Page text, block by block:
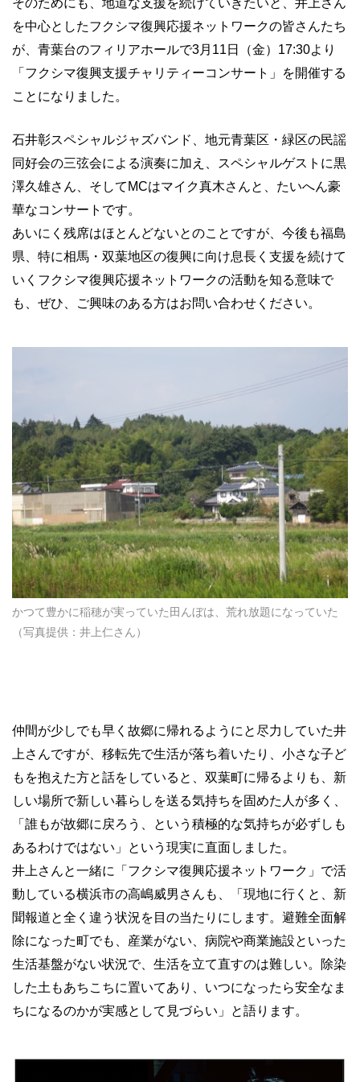
を中心としたフクシマ復興応援ネットワークの皆さんたち
が、青葉台のフィリアホールで3月11日（金）17:30より
「フクシマ復興支援チャリティーコンサート」を開催する
ことになりました。
石井彰スペシャルジャズバンド、地元青葉区・緑区の民謡
同好会の三弦会による演奏に加え、スペシャルゲストに黒
澤久雄さん、そしてMCはマイク真木さんと、たいへん豪
華なコンサートです。
あいにく残席はほとんどないとのことですが、今後も福島
県、特に相馬・双葉地区の復興に向け息長く支援を続けて
いくフクシマ復興応援ネットワークの活動を知る意味で
も、ぜひ、ご興味のある方はお問い合わせください。
かつて豊かに稲穂が実っていた田んぼは、荒れ放題になっていた
（写真提供：井上仁さん）
仲間が少しでも早く故郷に帰れるようにと尽力していた井
上さんですが、移転先で生活が落ち着いたり、小さな子ど
もを抱えた方と話をしていると、双葉町に帰るよりも、新
しい場所で新しい暮らしを送る気持ちを固めた人が多く、
「誰もが故郷に戻ろう、という積極的な気持ちが必ずしも
あるわけではない」という現実に直面しました。
井上さんと一緒に「フクシマ復興応援ネットワーク」で活
動している横浜市の高嶋威男さんも、「現地に行くと、新
聞報道と全く違う状況を目の当たりにします。避難全面解
除になった町でも、産業がない、病院や商業施設といった
生活基盤がない状況で、生活を立て直すのは難しい。除染
した土もあちこちに置いてあり、いつになったら安全なま
ちになるのかが実感として見づらい」と語ります。